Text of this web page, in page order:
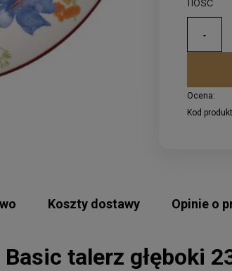
Ocena:
Kod
Koszty dostawy Opinie o
talerz głęboki